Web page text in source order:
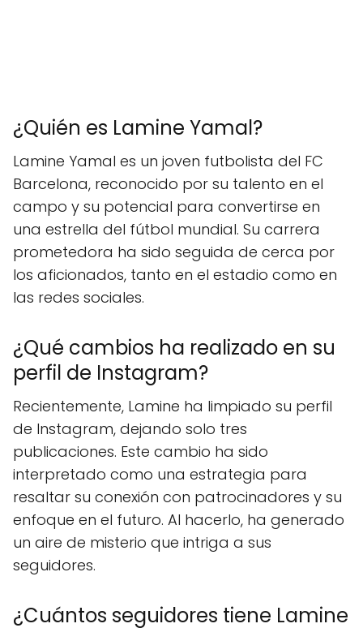
¿Quién es Lamine Yamal?
Lamine Yamal es un joven futbolista del FC
Barcelona, reconocido por su talento en el
campo y su potencial para convertirse en
una estrella del fútbol mundial. Su carrera
prometedora ha sido seguida de cerca por
los aficionados, tanto en el estadio como en
las redes sociales.
¿Qué cambios ha realizado en su
perfil de Instagram?
Recientemente, Lamine ha limpiado su perfil
de Instagram, dejando solo tres
publicaciones. Este cambio ha sido
interpretado como una estrategia para
resaltar su conexión con patrocinadores y su
enfoque en el futuro. Al hacerlo, ha generado
un aire de misterio que intriga a sus
seguidores.
¿Cuántos seguidores tiene Lamine